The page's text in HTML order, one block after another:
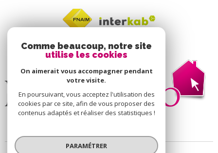
Comme beaucoup, notre site
utilise les cookies
On aimerait vous accompagner pendant
votre visite.
En poursuivant, vous acceptez l'utilisation des
cookies par ce site, afin de vous proposer des
contenus adaptés et réaliser des statistiques !
PARAMÉTRER